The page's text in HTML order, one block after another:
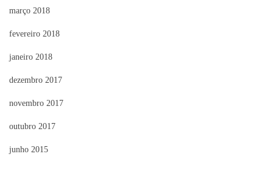
março 2018
fevereiro 2018
janeiro 2018
dezembro 2017
novembro 2017
outubro 2017
junho 2015